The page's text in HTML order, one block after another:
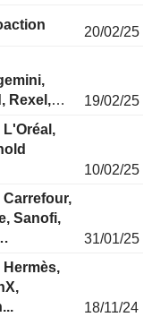
20/02/25
Rexel,
19/02/25
10/02/25
Sanofi,
31/01/25
18/11/24